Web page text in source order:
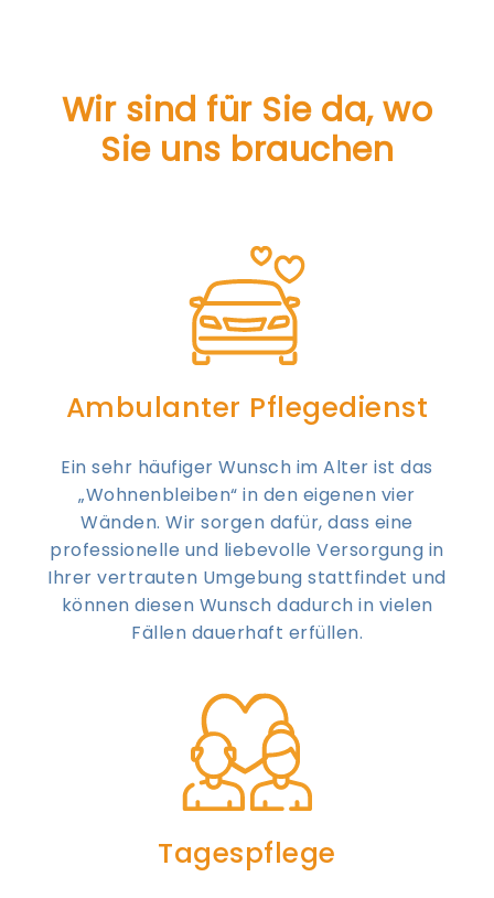
Wir sind für Sie da, wo
Sie uns brauchen
Ambulanter Pflegedienst
Ein sehr häufiger Wunsch im Alter ist das
„Wohnenbleiben“ in den eigenen vier
Wänden. Wir sorgen dafür, dass eine
professionelle und liebevolle Versorgung in
Ihrer vertrauten Umgebung stattfindet und
können diesen Wunsch dadurch in vielen
Fällen dauerhaft erfüllen.
Tagespflege